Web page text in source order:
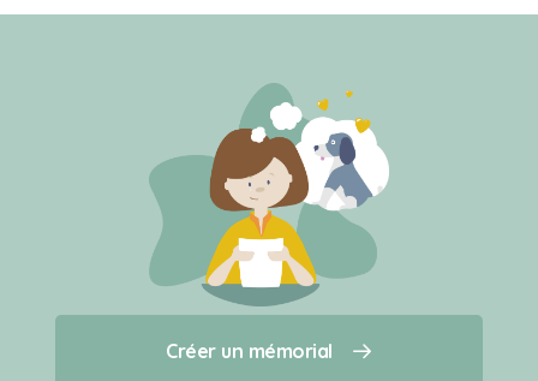
Créer un mémorial
Qui sommes-nous ?
Créer un mémorial